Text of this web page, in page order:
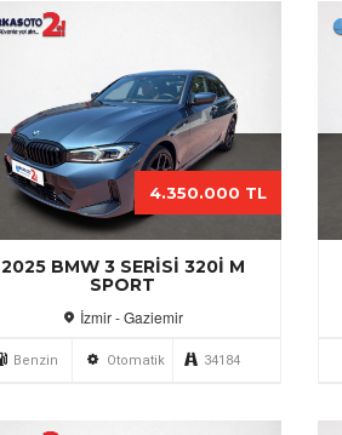
2025 BMW 3 SERISI 320I M
SPORT
İzmir - Gaziemir
4.350.000 TL
Benzin Otomatik 34184